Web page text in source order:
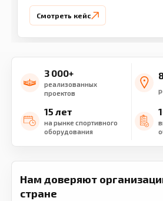
Смотреть кейс
3 000+
реализованных
проектов
15 лет
на рынке спортивного
оборудования
Нам доверяют
стране